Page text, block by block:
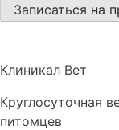
Записаться на
Клиникал Вет
Круглосуточная
питомцев